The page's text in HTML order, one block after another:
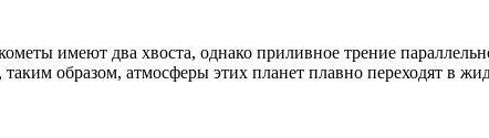
имеют два хвоста, однако приливное трение
образом, атмосферы этих планет плавно переходят в